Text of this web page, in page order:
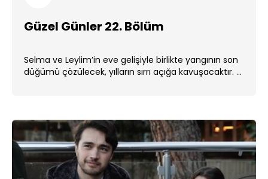
Güzel Günler 22. Bölüm
Selma ve Leylim’in eve gelişiyle birlikte yangının son
düğümü çözülecek, yılların sırrı açığa kavuşacaktır. ...